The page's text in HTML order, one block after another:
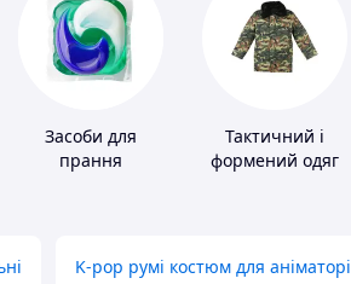
Засоби для
прання
Тактичний і
формений одяг
K-pop румі костюм для